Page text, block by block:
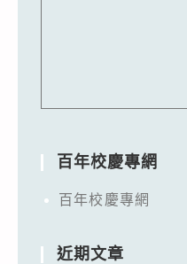
百年校慶專網
百年校慶專網
近期文章